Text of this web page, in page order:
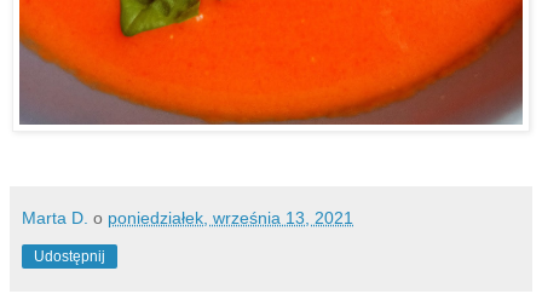
Marta D. o poniedziałek, września 13, 2021
Udostępnij